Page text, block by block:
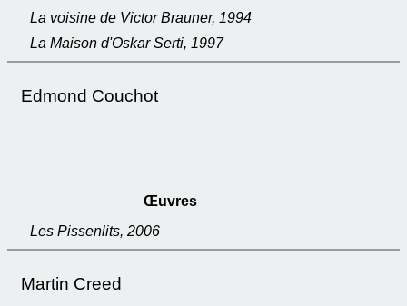
La voisine de Victor Brauner, 1994
La Maison d'Oskar Serti, 1997
Edmond Couchot
Œuvres
Les Pissenlits, 2006
Martin Creed